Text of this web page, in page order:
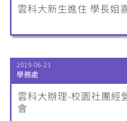
雲科大新生進住 學長姐
2019-06-21
學務處
雲科大辦理-校園社團經
會